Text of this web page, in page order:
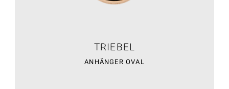
TRIEBEL
ANHÄNGER OVAL